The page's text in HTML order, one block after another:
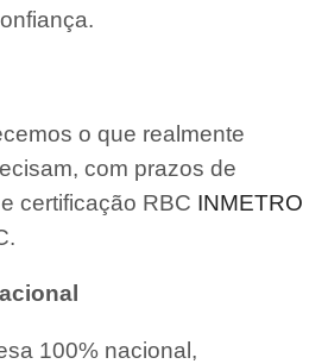
o que realmente
com prazos de
certificação RBC INMETRO
100% nacional,